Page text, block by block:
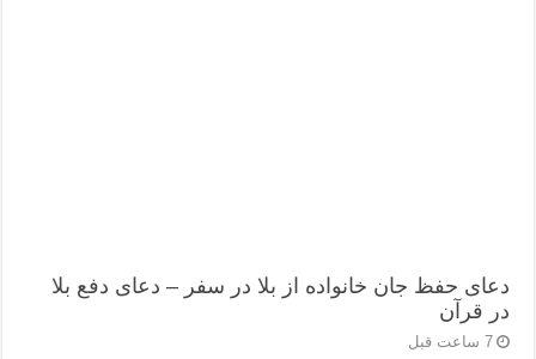
دعای حفظ جان خانواده از بلا در سفر – دعای دفع بلا
در قرآن
7 ساعت قبل